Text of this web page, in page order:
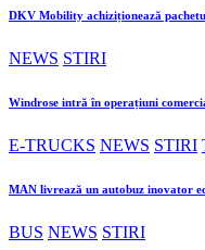
DKV Mobility achiziționează
NEWS STIRI
Windrose intră în operațiuni
E-TRUCKS NEWS STIRI
MAN livrează un autobuz inovator
BUS NEWS STIRI